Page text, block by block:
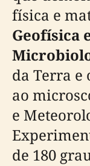
física e
Geofísica
da Terra e
ao
e
de 180